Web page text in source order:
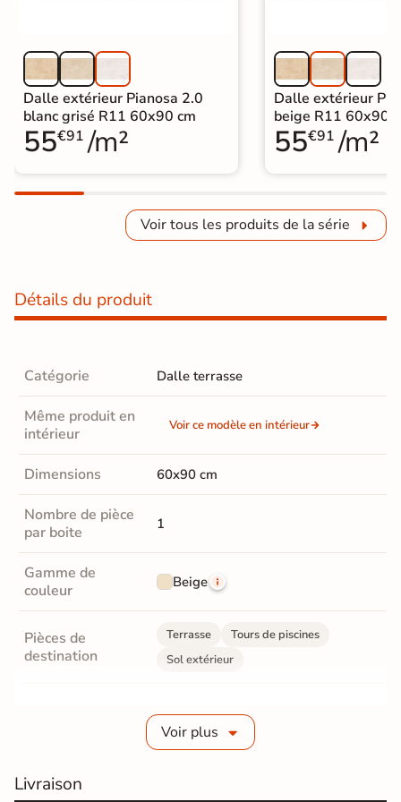
Dalle extérieur Pianosa 2.0
blanc grisé R11 60x90 cm
55€91 /m²
Dalle extérieur
beige R11 60x90
55€91 /m²
Voir tous les produits de la série
Détails du produit
Catégorie Dalle terrasse
Même produit en
intérieur
Voir ce modèle en intérieur
Dimensions 60x90 cm
Nombre de pièce
par boite
1
Gamme de
couleur
Beige
Pièces de
destination
Terrasse
Tours de piscines
Sol extérieur
20 mm
Coefficient
Voir plus
Livraison